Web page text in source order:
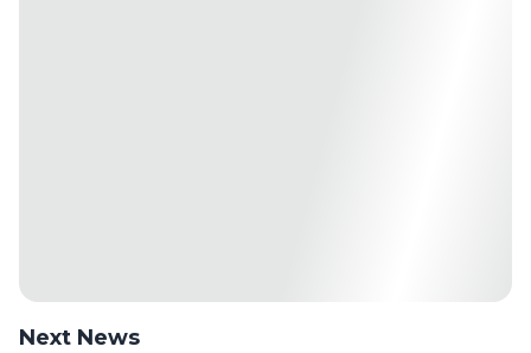
Next News